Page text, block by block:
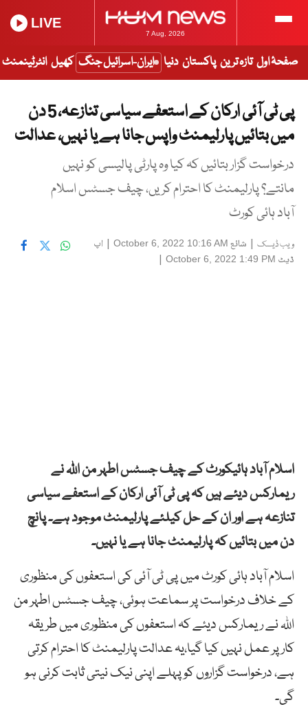
7 Aug, 2026
LIVE
صفحۂ اول تازہ ترین پاکستان دنیا ایران-اسرائیل جنگ کھیل انٹرٹینمنٹ
پی ٹی آئی ارکان کے استعفے سیاسی تنازعہ، 5 دن
میں بتائیں پارلیمنٹ واپس جانا ہے یا نہیں، عدالت
درخواست گزار بتائیں کہ کیا وہ پارٹی پالیسی کو نہیں
مانتے؟ پارلیمنٹ کا احترام کریں، چیف جسٹس اسلام
آباد ہائی کورٹ
ویب ڈیسک | شائع October 6, 2022 10:16 AM
| اپ
ڈیٹ October 6, 2022 1:49 PM
|
اسلام آباد ہائیکورٹ کے چیف جسٹس اطہر من اللہ نے
ریمارکس دیئے ہیں کہ پی ٹی آئی ارکان کے استعفے سیاسی
تنازعہ ہے اور ان کے حل کیلئے پارلیمنٹ موجود ہے۔ پانچ
دن میں بتائیں کہ پارلیمنٹ جانا ہے یا نہیں۔
اسلام آباد ہائی کورٹ میں پی ٹی آئی کی استعفوں کی منظوری
کے خلاف درخواست پر سماعت ہوئی، چیف جسٹس اطہر من
اللہ نے ریمارکس دیئے کہ استعفوں کی منظوری میں طریقہ
کار پر عمل نہیں کیا گیا،یہ عدالت پارلیمنٹ کا احترام کرتی
ہے، درخواست گزاروں کو پہلے اپنی نیک نیتی ثابت کرنی ہو
گی۔